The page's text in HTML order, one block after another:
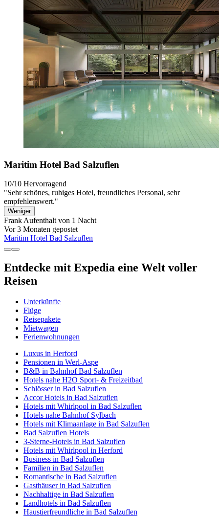
Maritim Hotel Bad Salzuflen
10/10 Hervorragend
"Sehr schönes, ruhiges Hotel, freundliches Personal, sehr
empfehlenswert."
Weniger
Frank Aufenthalt von 1 Nacht
Vor 3 Monaten gepostet
Maritim Hotel Bad Salzuflen
Entdecke mit Expedia eine Welt voller
Reisen
Unterkünfte
Flüge
Reisepakete
Mietwagen
Ferienwohnungen
Luxus in Herford
Pensionen in Werl-Aspe
B&B in Bahnhof Bad Salzuflen
Hotels nahe H2O Sport- & Freizeitbad
Schlösser in Bad Salzuflen
Accor Hotels in Bad Salzuflen
Hotels mit Whirlpool in Bad Salzuflen
Hotels nahe Bahnhof Sylbach
Hotels mit Klimaanlage in Bad Salzuflen
Bad Salzuflen Hotels
3-Sterne-Hotels in Bad Salzuflen
Hotels mit Whirlpool in Herford
Business in Bad Salzuflen
Familien in Bad Salzuflen
Romantische in Bad Salzuflen
Gasthäuser in Bad Salzuflen
Nachhaltige in Bad Salzuflen
Landhotels in Bad Salzuflen
Haustierfreundliche in Bad Salzuflen